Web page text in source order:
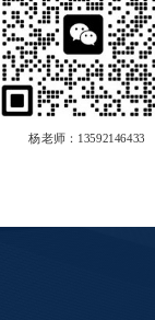
杨老师：13592146433